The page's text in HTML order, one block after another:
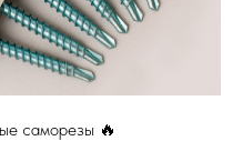
саморезы 🔥